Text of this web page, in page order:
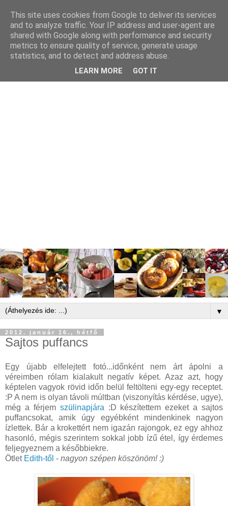
▼
2012. január 16., hétfő
Sajtos puffancs
Egy újabb elfelejtett fotó...időnként nem árt ápolni a
véreimben rólam kialakult negatív képet. Azaz azt, hogy
képtelen vagyok rövid időn belül feltölteni egy-egy receptet.
:P A nem is olyan távoli múltban (viszonyítás kérdése, ugye),
még a férjem szülinapjára :D készítettem ezeket a sajtos
puffancsokat, amik úgy egyébként mindenkinek nagyon
ízlettek. Bár a krokettért nem igazán rajongok, ez egy ahhoz
hasonló, mégis szerintem sokkal jobb ízű étel, így érdemes
feljegyeznem a későbbiekre.
Ötlet Edith-től - nagyon szépen köszönöm! :)
This site uses cookies from Google to deliver its services
and to analyze traffic. Your IP address and user-agent are
shared with Google along with performance and security
metrics to ensure quality of service, generate usage
statistics, and to detect and address abuse.
LEARN MORE GOT IT